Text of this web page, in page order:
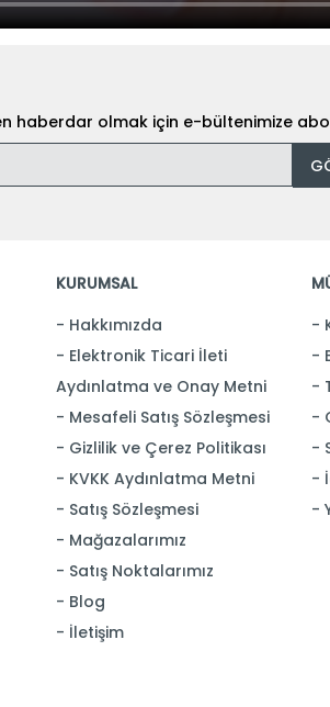
haberdar olmak için e-bültenimize
KURUMSAL
Hakkımızda
Elektronik Ticari İleti
Aydınlatma ve Onay Metni
Mesafeli Satış Sözleşmesi
Gizlilik ve Çerez Politikası
KVKK Aydınlatma Metni
Satış Sözleşmesi
Mağazalarımız
Satış Noktalarımız
Blog
İletişim